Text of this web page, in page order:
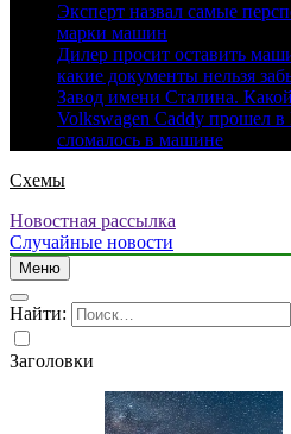
Эксперт назвал самые
марки машин
Дилер просит оставить
какие документы нельзя
Завод имени Сталина.
Volkswagen Caddy прошел
сломалось в машине
Схемы
Новостная рассылка
Случайные новости
Меню
Найти:
Заголовки